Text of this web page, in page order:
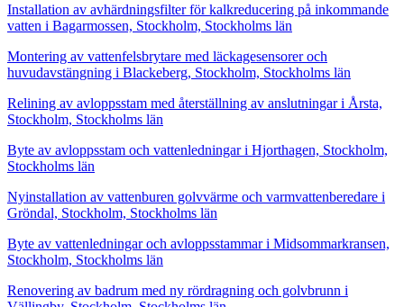
Installation av avhärdningsfilter för kalkreducering på inkommande
vatten i Bagarmossen, Stockholm, Stockholms län
Montering av vattenfelsbrytare med läckagesensorer och
huvudavstängning i Blackeberg, Stockholm, Stockholms län
Relining av avloppsstam med återställning av anslutningar i Årsta,
Stockholm, Stockholms län
Byte av avloppsstam och vattenledningar i Hjorthagen, Stockholm,
Stockholms län
Nyinstallation av vattenburen golvvärme och varmvattenberedare i
Gröndal, Stockholm, Stockholms län
Byte av vattenledningar och avloppsstammar i Midsommarkransen,
Stockholm, Stockholms län
Renovering av badrum med ny rördragning och golvbrunn i